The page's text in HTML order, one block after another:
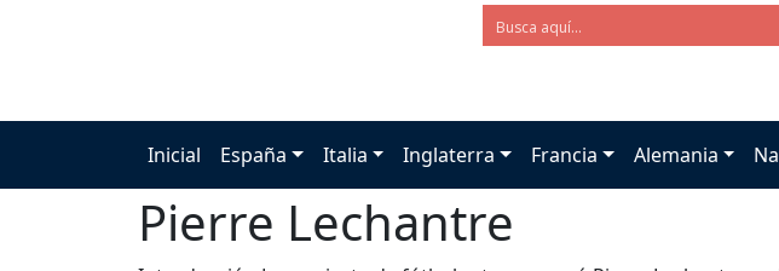
Inicial España Italia Inglaterra Francia Alemania
Pierre Lechantre